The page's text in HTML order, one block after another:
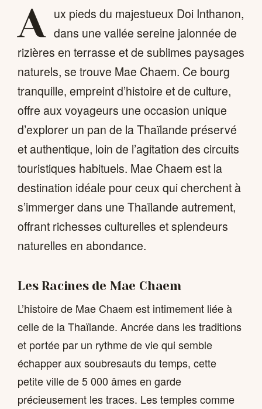
A ux pieds du majestueux Doi Inthanon,
dans une vallée sereine jalonnée de
rizières en terrasse et de sublimes paysages
naturels, se trouve Mae Chaem. Ce bourg
tranquille, empreint d’histoire et de culture,
offre aux voyageurs une occasion unique
d’explorer un pan de la Thaïlande préservé
et authentique, loin de l’agitation des circuits
touristiques habituels. Mae Chaem est la
destination idéale pour ceux qui cherchent à
s’immerger dans une Thaïlande autrement,
offrant richesses culturelles et splendeurs
naturelles en abondance.
Les Racines de Mae Chaem
L’histoire de Mae Chaem est intimement liée à
celle de la Thaïlande. Ancrée dans les traditions
et portée par un rythme de vie qui semble
échapper aux soubresauts du temps, cette
petite ville de 5 000 âmes en garde
précieusement les traces. Les temples comme